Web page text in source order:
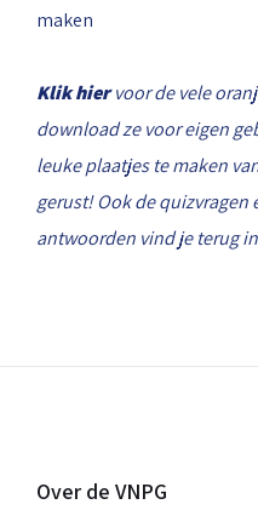
maken
Klik hiervoor de vele
download ze voor eigen
leuke plaatjes te maken
gerust! Ook de
antwoorden vind je terug
Over de VNPG